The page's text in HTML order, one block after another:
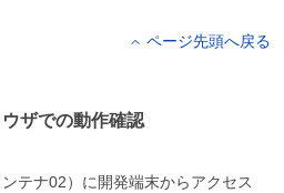
ページ先頭へ戻る
ザでの動作確認
テナ02）に開発端末からアクセス